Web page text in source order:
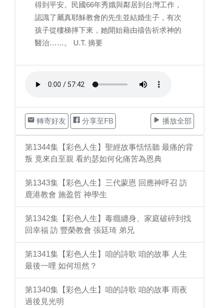
得到平安。民國66年秀娥與鄰居到台灣工作，
認識了屬真耶穌教會的先生並結婚生子，有次
孩子從樓梯摔下來，她開始藉由禱告祈求神的
醫治……。 U.T. 摘要
轉寄好友 分享至FB 播放全部
第1344集【彩色人生】聖經故事恬恬聽 最痛的背
叛 竟來自至親 看約瑟如何化痛苦為恩典
第1343集【彩色人生】三代蒙恩 回應神呼召 訪
鹿港教會 施盈哲 神學生
第1342集【彩色人生】毒癮纏身、家庭破碎到找
回幸福 訪 豐榮教會 張廷琦 弟兄
第1341集【彩色人生】咱的詩歌 咱的故事 人生
最後一哩 如何坦然？
第1340集【彩色人生】咱的詩歌 咱的故事 雨夜
過後見光明